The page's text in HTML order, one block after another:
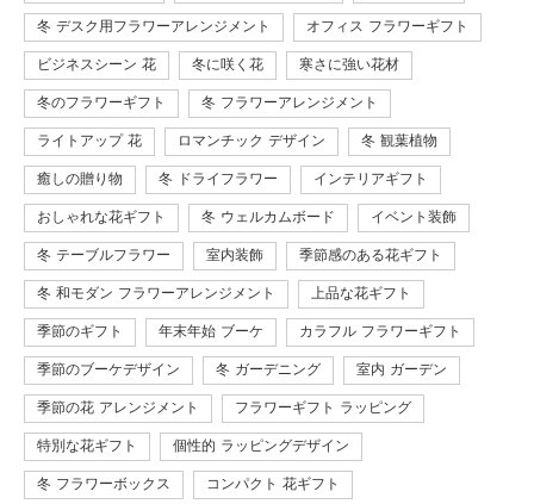
冬 デスク用フラワーアレンジメント オフィス フラワーギフト
ビジネスシーン 花 冬に咲く花 寒さに強い花材
冬のフラワーギフト 冬 フラワーアレンジメント
ライトアップ 花 ロマンチック デザイン 冬 観葉植物
癒しの贈り物 冬 ドライフラワー インテリアギフト
おしゃれな花ギフト 冬 ウェルカムボード イベント装飾
冬 テーブルフラワー 室内装飾 季節感のある花ギフト
冬 和モダン フラワーアレンジメント 上品な花ギフト
季節のギフト 年末年始 ブーケ カラフル フラワーギフト
季節のブーケデザイン 冬 ガーデニング 室内 ガーデン
季節の花 アレンジメント フラワーギフト ラッピング
特別な花ギフト 個性的 ラッピングデザイン
冬 フラワーボックス コンパクト 花ギフト